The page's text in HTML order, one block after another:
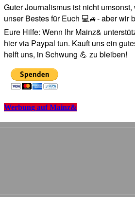
Guter Journalismus ist nicht
unser Bestes für Euch 💻🚙- aber wir
Eure Hilfe: Wenn Ihr Mainz&
hier via Paypal tun. Kauft uns ein
helft uns, in Schwung 💪 zu bleiben!
Werbung auf Mainz&